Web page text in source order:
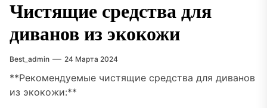
Чистящие средства для
диванов из экокожи
Best_admin 24 Марта 2024
**Рекомендуемые чистящие средства для диванов
из экокожи:**